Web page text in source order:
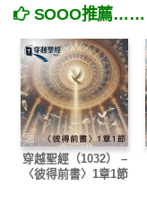
SOOO推薦……
穿越聖經（1032） –
〈彼得前書〉1章1節